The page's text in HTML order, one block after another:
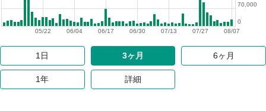
08/07
07/27
07/13
06/30
06/17
06/04
05/22
0
70,000
1日 3ヶ月 6ヶ月
1年 詳細